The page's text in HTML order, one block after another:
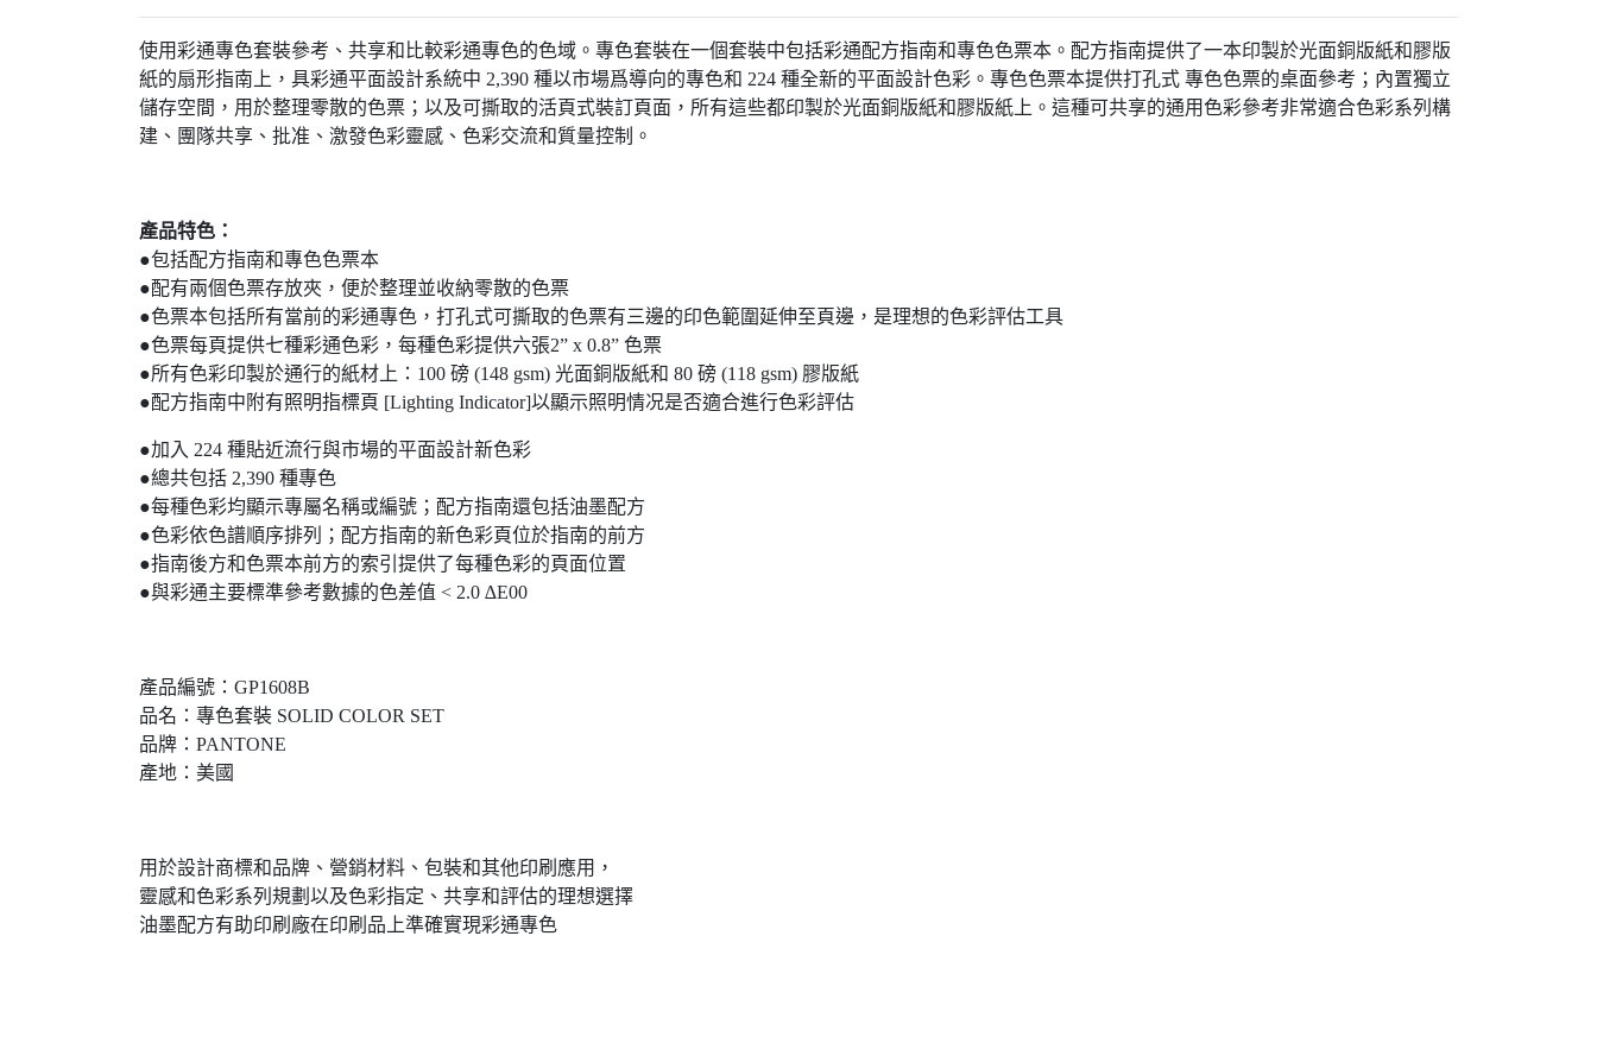
使用彩通專色套裝參考、共享和比較彩通專色的色域。專色套裝在一個套裝中包括彩通配方指南和專色色票本。配方指南提供了一本印製於光面銅版紙和膠版
紙的扇形指南上，具彩通平面設計系統中 2,390 種以市場爲導向的專色和 224 種全新的平面設計色彩。專色色票本提供打孔式 專色色票的桌面參考；內置獨立
儲存空間，用於整理零散的色票；以及可撕取的活頁式裝訂頁面，所有這些都印製於光面銅版紙和膠版紙上。這種可共享的通用色彩參考非常適合色彩系列構
建、團隊共享、批准、激發色彩靈感、色彩交流和質量控制。
產品特色：
●包括配方指南和專色色票本
●配有兩個色票存放夾，便於整理並收納零散的色票
●色票本包括所有當前的彩通專色，打孔式可撕取的色票有三邊的印色範圍延伸至頁邊，是理想的色彩評估工具
●色票每頁提供七種彩通色彩，每種色彩提供六張2” x 0.8” 色票
●所有色彩印製於通行的紙材上：100 磅 (148 gsm) 光面銅版紙和 80 磅 (118 gsm) 膠版紙
●配方指南中附有照明指標頁 [Lighting Indicator]以顯示照明情况是否適合進行色彩評估
●加入 224 種貼近流行與市場的平面設計新色彩
●總共包括 2,390 種專色
●每種色彩均顯示專屬名稱或編號；配方指南還包括油墨配方
●色彩依色譜順序排列；配方指南的新色彩頁位於指南的前方
●指南後方和色票本前方的索引提供了每種色彩的頁面位置
●與彩通主要標準參考數據的色差值 < 2.0 ∆E00
產品編號：GP1608B
品名：專色套裝 SOLID COLOR SET
品牌：PANTONE
產地：美國
用於設計商標和品牌、營銷材料、包裝和其他印刷應用，
靈感和色彩系列規劃以及色彩指定、共享和評估的理想選擇
油墨配方有助印刷廠在印刷品上準確實現彩通專色